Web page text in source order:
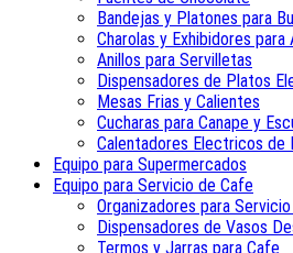
Bandejas y Platones para
Charolas y Exhibidores para
Anillos para Servilletas
Dispensadores de Platos
Mesas Frias y Calientes
Cucharas para Canape y
Calentadores Electricos de
Equipo para Supermercados
Equipo para Servicio de Cafe
Organizadores para
Dispensadores de Vasos
Termos y Jarras para Cafe